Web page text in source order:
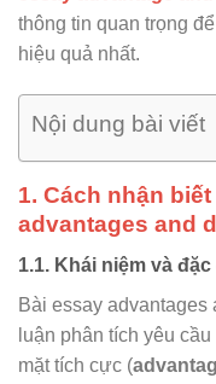
thông tin quan trọng
hiệu quả nhất.
Nội dung bài viết
1. Cách nhận
advantages and
1.1. Khái niệm và đặc
Bài essay advantages
luận phân tích yêu
mặt tích cực (